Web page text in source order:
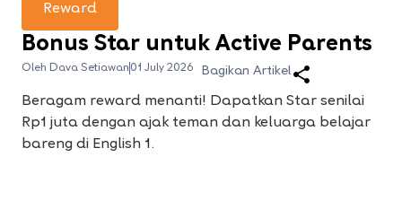
Reward
Bonus Star untuk Active Parents
Oleh Dava Setiawan 01 July 2026 Bagikan Artikel
Beragam reward menanti! Dapatkan Star senilai
Rp1 juta dengan ajak teman dan keluarga belajar
bareng di English 1.